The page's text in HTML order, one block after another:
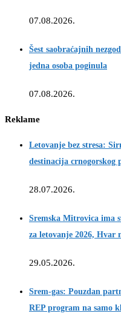
07.08.2026.
Šest saobraćajnih
jedna osoba poginula
07.08.2026.
Reklame
Letovanje bez stresa:
destinacija crnogorskog
28.07.2026.
Sremska Mitrovica ima
za letovanje 2026, Hvar
29.05.2026.
Srem-gas: Pouzdan
REP program na samo